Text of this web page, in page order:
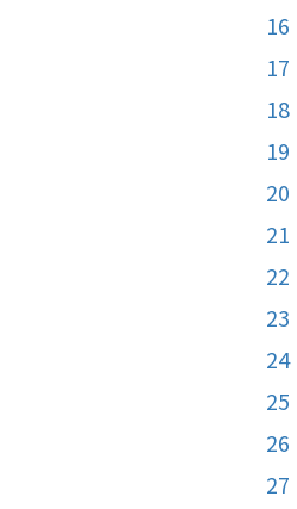
16
17
18
19
20
21
22
23
24
25
26
27